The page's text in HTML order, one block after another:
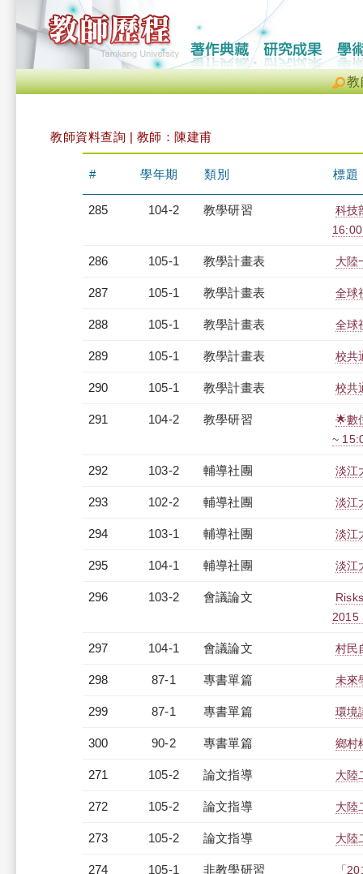
教
教師資料查詢 | 教師：陳建甫
# 學年期 類別 標題
285 104-2 教學研習
科技
286 105-1 教學計畫表 大陸
287 105-1 教學計畫表 全球
288 105-1 教學計畫表 全球
289 105-1 教學計畫表 校共
290 105-1 教學計畫表 校共
291 104-2 教學研習
🌟數
~
292 103-2 輔導社團 淡江
293 102-2 輔導社團 淡江
294 103-1 輔導社團 淡江
295 104-1 輔導社團 淡江
296 103-2 會議論文
2015
297 104-1 會議論文 村民
298 87-1 專書單篇 未來
299 87-1 專書單篇 環境
300 90-2 專書單篇 鄉村
271 105-2 論文指導 大陸
272 105-2 論文指導 大陸
273 105-2 論文指導 大陸
274 105-1 非教學研習
「